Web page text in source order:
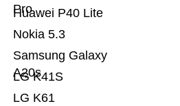
LG K61
LG K41S
Samsung Galaxy
A20s
Nokia 5.3
Huawei P40 Lite
Pro